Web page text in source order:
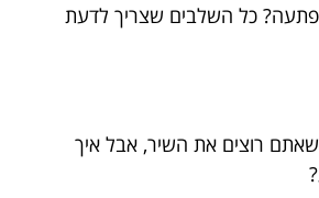
כל השלבים שצריך לדעת
שאתם רוצים את השיר, אבל איך